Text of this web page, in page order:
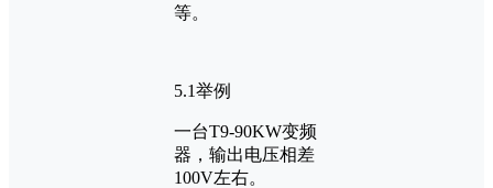
等。
5.1举例
一台T9-90KW变频
器，输出电压相差
100V左右。